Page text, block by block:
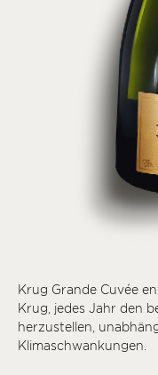
Krug Grande Cuvée
Krug, jedes Jahr den
herzustellen,
Klimaschwankungen.